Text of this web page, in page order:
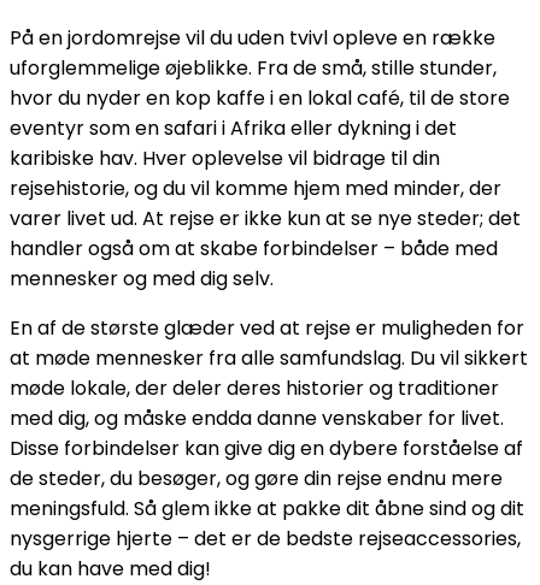
På en jordomrejse vil du uden tvivl opleve en række
uforglemmelige øjeblikke. Fra de små, stille stunder,
hvor du nyder en kop kaffe i en lokal café, til de store
eventyr som en safari i Afrika eller dykning i det
karibiske hav. Hver oplevelse vil bidrage til din
rejsehistorie, og du vil komme hjem med minder, der
varer livet ud. At rejse er ikke kun at se nye steder; det
handler også om at skabe forbindelser – både med
mennesker og med dig selv.
En af de største glæder ved at rejse er muligheden for
at møde mennesker fra alle samfundslag. Du vil sikkert
møde lokale, der deler deres historier og traditioner
med dig, og måske endda danne venskaber for livet.
Disse forbindelser kan give dig en dybere forståelse af
de steder, du besøger, og gøre din rejse endnu mere
meningsfuld. Så glem ikke at pakke dit åbne sind og dit
nysgerrige hjerte – det er de bedste rejseaccessories,
du kan have med dig!